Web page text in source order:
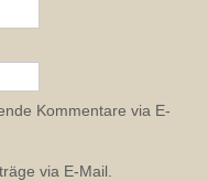
Kommentare via E-
via E-Mail.